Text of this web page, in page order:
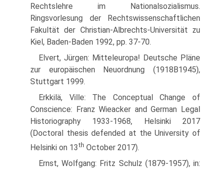
Rechtslehre im Nationalsozialismus.
Ringsvorlesung der Rechtswissenschaftlichen
Fakultät der Christian-Albrechts-Universität zu
Kiel, Baden-Baden 1992, pp. 37-70.
Elvert, Jürgen: Mitteleuropa! Deutsche Pläne
zur europäischen Neuordnung (1918В­1945),
Stuttgart 1999.
Erkkilä, Ville: The Conceptual Change of
Conscience: Franz Wieacker and German Legal
Historiography 1933-1968, Helsinki 2017
(Doctoral thesis defended at the University of
Helsinki on 13th October 2017).
Ernst, Wolfgang: Fritz Schulz (1879-1957), in: